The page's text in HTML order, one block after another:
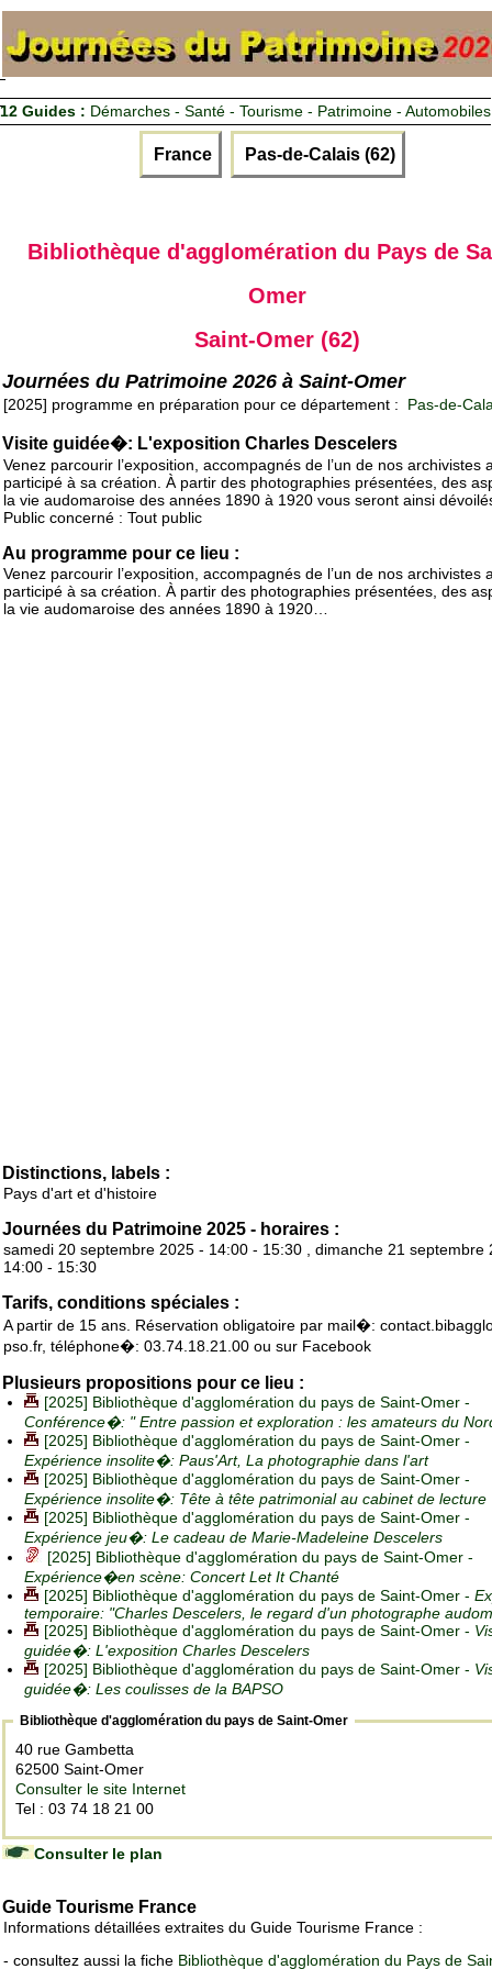
12 Guides : Démarches - Santé - Tourisme - Patrimoine - Automobiles
France Pas-de-Calais (62)
Bibliothèque d'agglomération du Pays de
Omer
Saint-Omer (62)
Journées du Patrimoine 2026 à Saint-Omer
[2025] programme en préparation pour ce département : Pas-de-
Visite guidée�: L'exposition Charles Descelers
Venez parcourir l’exposition, accompagnés de l’un de nos archivistes
participé à sa création. À partir des photographies présentées, des
la vie audomaroise des années 1890 à 1920 vous seront ainsi
Public concerné : Tout public
Au programme pour ce lieu :
Venez parcourir l’exposition, accompagnés de l’un de nos archivistes
participé à sa création. À partir des photographies présentées, des
la vie audomaroise des années 1890 à 1920…
Distinctions, labels :
Pays d'art et d'histoire
Journées du Patrimoine 2025 - horaires :
samedi 20 septembre 2025 - 14:00 - 15:30 , dimanche 21 septembre
14:00 - 15:30
Tarifs, conditions spéciales :
A partir de 15 ans. Réservation obligatoire par mail�:
pso.fr, téléphone�: 03.74.18.21.00 ou sur Facebook
Plusieurs propositions pour ce lieu :
[2025] Bibliothèque d'agglomération du pays de Saint-Omer -
Conférence�: " Entre passion et exploration : les amateurs du
[2025] Bibliothèque d'agglomération du pays de Saint-Omer -
Expérience insolite�: Paus'Art, La photographie dans l'art
[2025] Bibliothèque d'agglomération du pays de Saint-Omer -
Expérience insolite�: Tête à tête patrimonial au cabinet de lecture
[2025] Bibliothèque d'agglomération du pays de Saint-Omer -
Expérience jeu�: Le cadeau de Marie-Madeleine Descelers
[2025] Bibliothèque d'agglomération du pays de Saint-Omer -
Expérience�en scène: Concert Let It Chanté
[2025] Bibliothèque d'agglomération du pays de Saint-Omer -
temporaire: "Charles Descelers, le regard d'un photographe
[2025] Bibliothèque d'agglomération du pays de Saint-Omer -
guidée�: L'exposition Charles Descelers
[2025] Bibliothèque d'agglomération du pays de Saint-Omer -
guidée�: Les coulisses de la BAPSO
Bibliothèque d'agglomération du pays de Saint-Omer
40 rue Gambetta
62500 Saint-Omer
Consulter le site Internet
Tel : 03 74 18 21 00
Consulter le plan
Guide Tourisme France
Informations détaillées extraites du Guide Tourisme France :
- consultez aussi la fiche Bibliothèque d'agglomération du Pays de